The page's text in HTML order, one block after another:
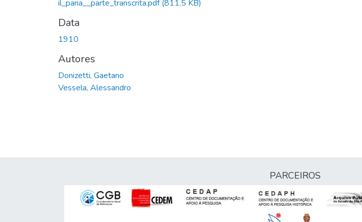
il_paria__parte_transcrita.pdf(811,5 KB)
Data
1910
Autores
Donizetti, Gaetano
Vessela, Alessandro
PARCEIROS